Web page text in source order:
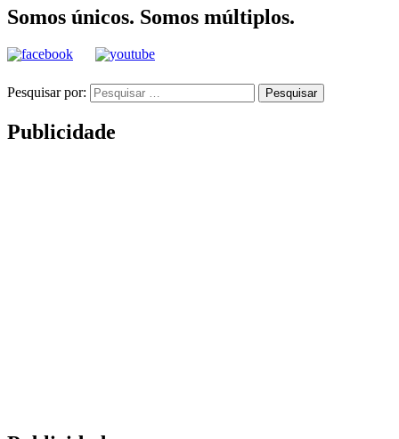
Somos únicos. Somos múltiplos.
Pesquisar por:
Publicidade